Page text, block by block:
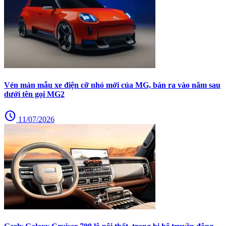
Vén màn mẫu xe điện cỡ nhỏ mới của MG, bán ra vào năm sau
dưới tên gọi MG2
schedule 11/07/2026